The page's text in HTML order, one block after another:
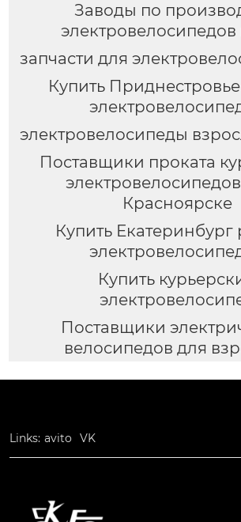
Заводы по
запчасти для
Купить
электровелосипеды
Поставщики проката
Красноярске
Купить Екатеринбург
Купить
Поставщики
велосипедов для
Links: avito VK